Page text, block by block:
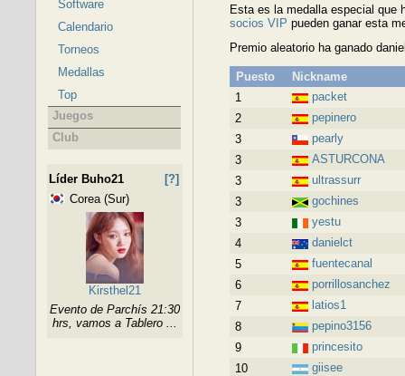
Software
Calendario
Torneos
Medallas
Top
Juegos
Club
Líder Buho21
[?]
Corea (Sur)
Kirsthel21
Evento de Parchís 21:30
hrs, vamos a Tablero ...
Esta es la medalla especial que
socios VIP pueden ganar esta
Premio aleatorio ha ganado
Puesto
Nickname
1
packet
2
pepinero
3
pearly
3
ASTURCONA
3
ultrassurr
3
gochines
3
yestu
4
danielct
5
fuentecanal
6
porrillosanchez
7
latios1
8
pepino3156
9
princesito
10
giisee